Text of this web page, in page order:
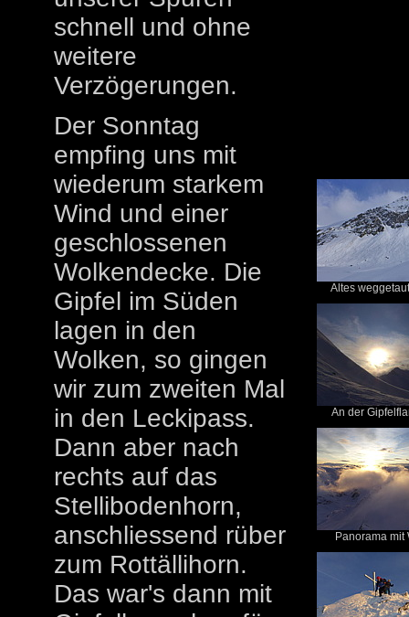
schnell und ohne
weitere
Verzögerungen.
Der Sonntag
empfing uns mit
wiederum starkem
Wind und einer
geschlossenen
Wolkendecke. Die
Gipfel im Süden
lagen in den
Wolken, so gingen
wir zum zweiten Mal
in den Leckipass.
Dann aber nach
rechts auf das
Stellibodenhorn,
anschliessend rüber
zum Rottällihorn.
Das war's dann mit
Altes
An der
Panorama mit